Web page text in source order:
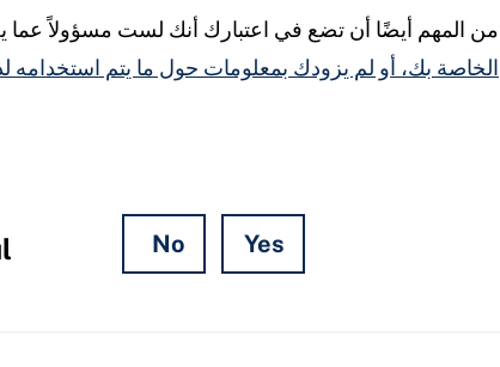
من المهم أيضًا أن تضع في اعتبارك أنك لست مسؤولاً عما
الخاصة بك، أو لم يزودك بمعلومات حول ما يتم استخدامه
Yes
No